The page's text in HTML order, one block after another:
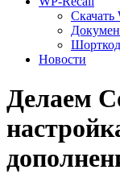
Скачать
Новости
Делаем